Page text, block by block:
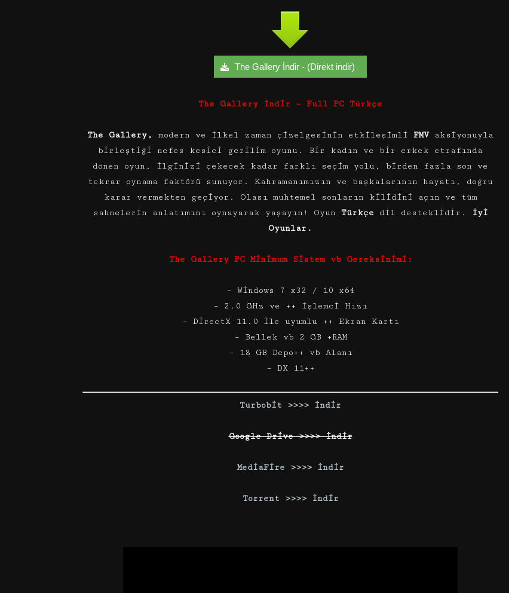
The Gallery İndir - (Direkt indir)
The Gallery İndir – Full PC Türkçe
The Gallery, modern ve ilkel zaman çizelgesinin etkileşimli FMV aksiyonuyla
birleştiği nefes kesici gerilim oyunu. Bir kadın ve bir erkek etrafında
dönen oyun, ilginizi çekecek kadar farklı seçim yolu, birden fazla son ve
tekrar oynama faktörü sunuyor. Kahramanımızın ve başkalarının hayatı, doğru
karar vermekten geçiyor. Olası muhtemel sonların kilidini açın ve tüm
sahnelerin anlatımını oynayarak yaşayın! Oyun Türkçe dil desteklidir.
İyi
Oyunlar.
The Gallery PC Minimum Sistem vb Gereksinimi:
– Windows 7 x32 / 10 x64
– 2.0 GHz ve ++ İşlemci Hızı
– DirectX 11.0 ile uyumlu ++ Ekran Kartı
– Bellek vb 2 GB +RAM
– 18 GB Depo++ vb Alanı
– DX 11++
Turbobit >>>> İndir
Google Drive >>>> İndir
MediaFire >>>> İndir
Torrent >>>> İndir